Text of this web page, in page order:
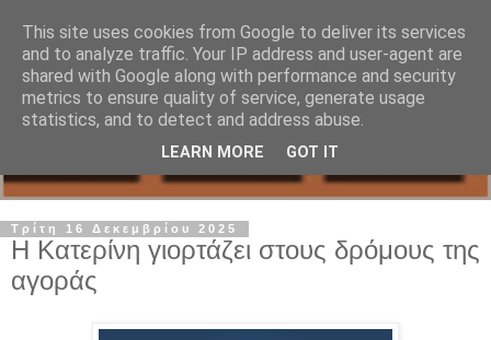
Τρίτη 16 Δεκεμβρίου 2025
Η Κατερίνη γιορτάζει στους δρόμους της
αγοράς
This site uses cookies from Google to deliver its services
and to analyze traffic. Your IP address and user-agent are
shared with Google along with performance and security
metrics to ensure quality of service, generate usage
statistics, and to detect and address abuse.
LEARN MORE GOT IT